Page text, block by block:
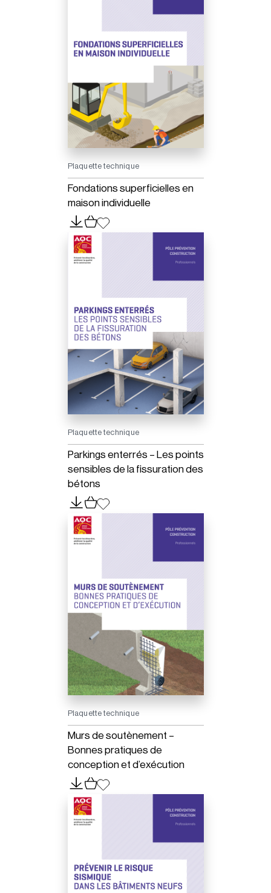
Plaquette technique
Fondations superficielles en
maison individuelle
Plaquette technique
Parkings enterrés – Les points
sensibles de la fissuration des
bétons
Plaquette technique
Murs de soutènement –
Bonnes pratiques de
conception et d’exécution